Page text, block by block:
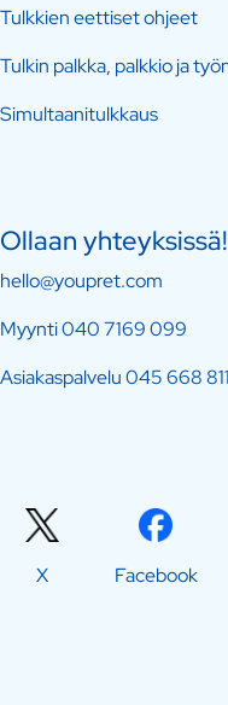
Tulkkien eettiset ohjeet
Tulkin palkka, palkkio ja
Simultaanitulkkaus
Ollaan yhteyksissä!
hello@youpret.com
Myynti040 7169 099
Asiakaspalvelu045 668
X Facebook